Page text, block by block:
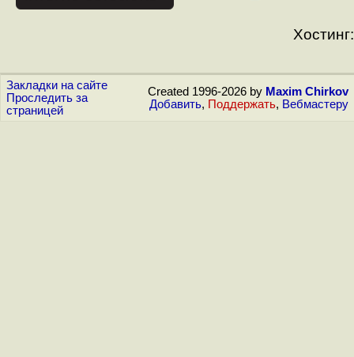
Хостинг:
Закладки на сайте
Проследить за
страницей
Created 1996-2026 by Maxim Chirkov
Добавить, Поддержать, Вебмастеру